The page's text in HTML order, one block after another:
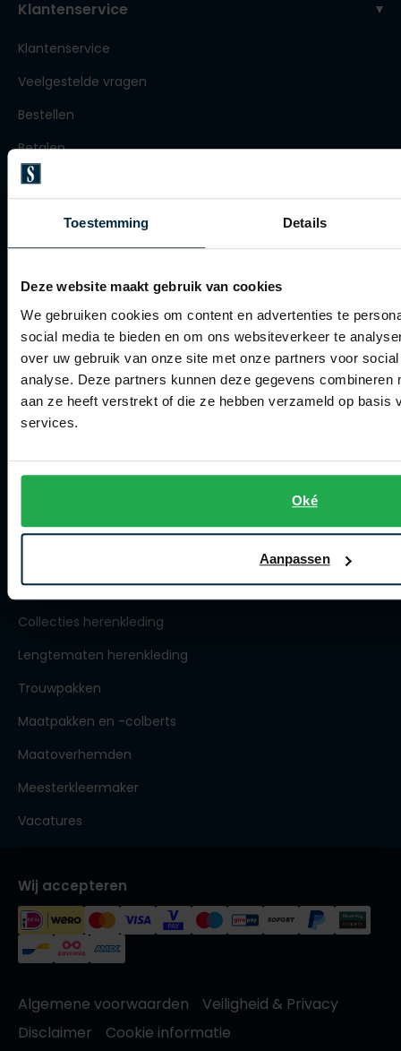
Toestemming Details
Deze website maakt gebruik van cookies
We gebruiken cookies om content en advertenties te
social media te bieden en om ons websiteverkeer te
over uw gebruik van onze site met onze partners voor
analyse. Deze partners kunnen deze gegevens combineren
aan ze heeft verstrekt of die ze hebben verzameld op basis
services.
Oké
Aanpassen
Roy Robson
Schiesser
Secrid
Slater
Superdry
Thomas Maine
Tommy Hilfiger
Tramarossa
Vanguard
Klantenservice
Klantenservice
Veelgestelde vragen
Bestellen
Betalen
Verzenden
Retourneren
Klachtenafhandeling
Actievoorwaarden
Artikelonderhoud
Winkel
Winkel
Over Spierings
Collecties herenkleding
Lengtematen herenkleding
Trouwpakken
Maatpakken en -colberts
Maatoverhemden
Meesterkleermaker
Vacatures
Wij accepteren
Algemene voorwaarden
Veiligheid & Privacy
Disclaimer
Cookie informatie